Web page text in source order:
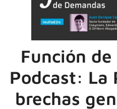
Función
Podcast: La
brechas